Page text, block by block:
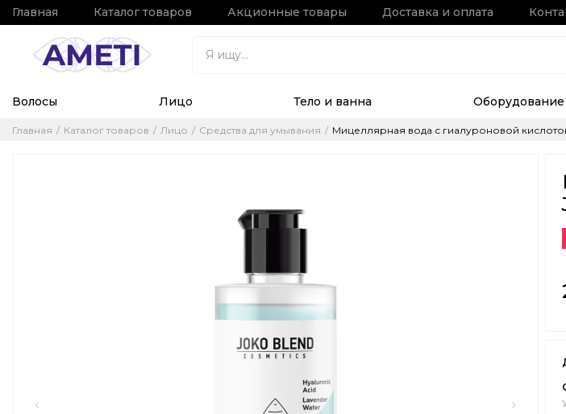
Главная Каталог товаров Акционные товары Доставка и оплата
Волосы Лицо Тело и ванна
Главная Каталог товаров Лицо Средства для умывания Мицеллярная вода с гиалуроновой